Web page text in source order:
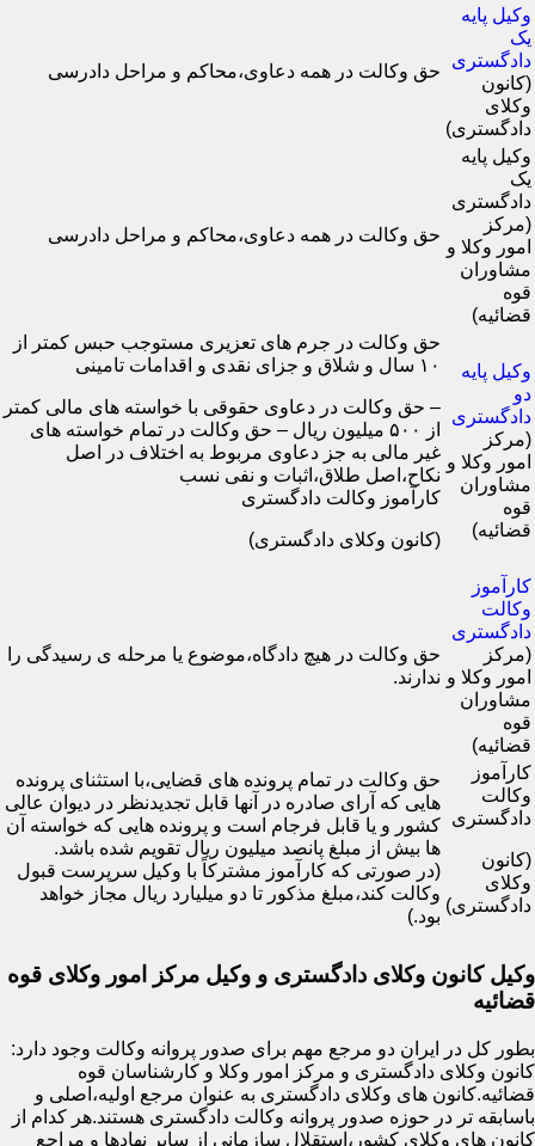
وکیل پایه
یک
دادگستری
(کانون
وکلای
دادگستری)
حق وکالت در همه دعاوی،محاکم و مراحل دادرسی
وکیل پایه
یک
دادگستری
(مرکز
امور وکلا و
مشاوران
قوه
قضائیه)
حق وکالت در همه دعاوی،محاکم و مراحل دادرسی
وکیل پایه
دو
دادگستری
(مرکز
امور وکلا و
مشاوران
قوه
قضائیه)
حق وکالت در جرم های تعزیری مستوجب حبس کمتر از
۱۰ سال و شلاق و جزای نقدی و اقدامات تامینی
– حق وکالت در دعاوی حقوقی با خواسته های مالی کمتر
از ۵۰۰ میلیون ریال – حق وکالت در تمام خواسته های
غیر مالی به جز دعاوی مربوط به اختلاف در اصل
نکاح،اصل طلاق،اثبات و نفی نسب
کارآموز وکالت دادگستری
(کانون وکلای دادگستری)
کارآموز
وکالت
دادگستری
(مرکز
امور وکلا و
مشاوران
قوه
قضائیه)
حق وکالت در هیچ دادگاه،موضوع یا مرحله ی رسیدگی را
ندارند.
کارآموز
وکالت
دادگستری
(کانون
وکلای
دادگستری)
حق وکالت در تمام پرونده های قضایی،با استثنای پرونده
هایی که آرای صادره در آنها قابل تجدیدنظر در دیوان عالی
کشور و یا قابل فرجام است و پرونده هایی که خواسته آن
ها بیش از مبلغ پانصد میلیون ریال تقویم شده باشد.
(در صورتی که کارآموز مشترکاً با وکیل سرپرست قبول
وکالت کند،مبلغ مذکور تا دو میلیارد ریال مجاز خواهد
بود.)
وکیل کانون وکلای دادگستری و وکیل مرکز امور وکلای قوه
قضائیه
بطور کل در ایران دو مرجع مهم برای صدور پروانه وکالت وجود دارد:
کانون وکلای دادگستری و مرکز امور وکلا و کارشناسان قوه
قضائیه.کانون های وکلای دادگستری به عنوان مرجع اولیه،اصلی و
باسابقه تر در حوزه صدور پروانه وکالت دادگستری هستند.هر کدام از
کانون های وکلای کشور،استقلال سازمانی از سایر نهادها و مراجع